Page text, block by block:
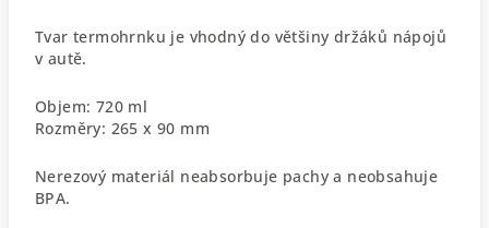
Tvar termohrnku je vhodný do většiny držáků nápojů
v autě.
Objem: 720 ml
Rozměry: 265 x 90 mm
Nerezový materiál neabsorbuje pachy a neobsahuje
BPA.